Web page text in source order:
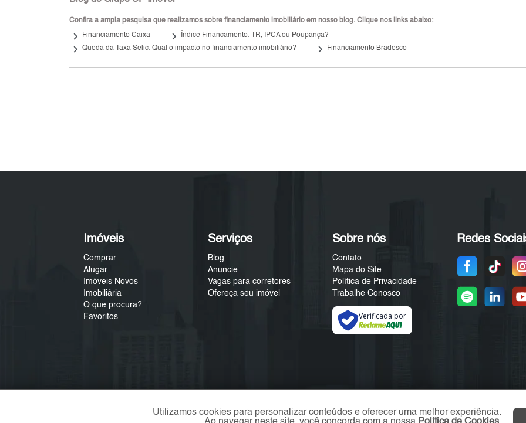
Confira a ampla pesquisa que realizamos sobre financiamento imobiliário em nosso blog. Clique nos links abaixo:
keyboard_arrow_right Financiamento Caixa keyboard_arrow_right Índice Financamento: TR, IPCA ou Poupança?
keyboard_arrow_right Queda da Taxa Selic: Qual o impacto no financiamento imobiliário? keyboard_arrow_right Financiamento Bradesco
Imóveis
Comprar
Alugar
Imóveis Novos
Imobiliária
O que procura?
Favoritos
Serviços
Blog
Anuncie
Vagas para corretores
Ofereça seu imóvel
Sobre nós
Contato
Mapa do Site
Política de Privacidade
Trabalhe Conosco
Verificada por
Redes
Utilizamos cookies para personalizar conteúdos e oferecer uma melhor experiência.